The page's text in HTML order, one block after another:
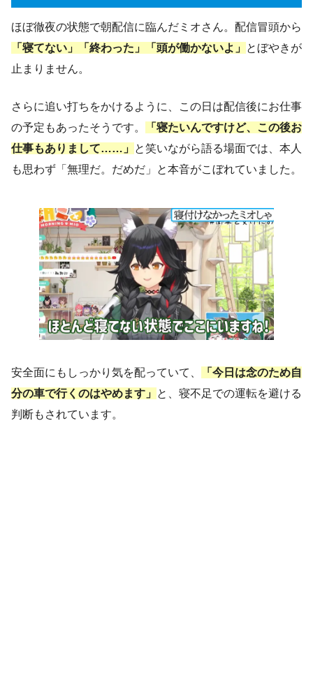
ほぼ徹夜の状態で朝配信に臨んだミオさん。配信冒頭から
「寝てない」「終わった」「頭が働かないよ」 とぼやきが
止まりません。
さらに追い打ちをかけるように、この日は配信後にお仕事
の予定もあったそうです。
「寝たいんですけど、この後お
仕事もありまして……」 と笑いながら語る場面では、本人
も思わず「無理だ。だめだ」と本音がこぼれていました。
安全面にもしっかり気を配っていて、
「今日は念のため自
分の車で行くのはやめます」 と、寝不足での運転を避ける
判断もされています。